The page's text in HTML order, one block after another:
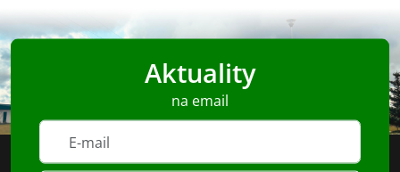
Aktuality
na email